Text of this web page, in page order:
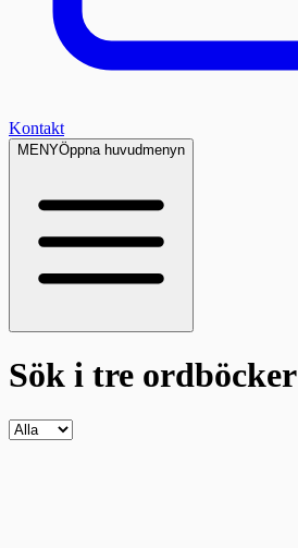
Kontakt
MENYÖppna huvudmenyn
Sök i tre ordböcker